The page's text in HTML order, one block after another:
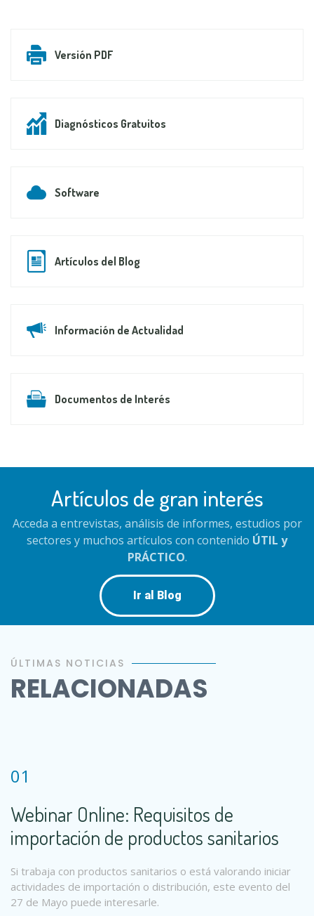
Versión PDF
Diagnósticos Gratuitos
Software
Artículos del Blog
Información de Actualidad
Documentos de Interés
Artículos de gran interés
Acceda a entrevistas, análisis de informes, estudios por
sectores y muchos artículos con contenido ÚTIL y
PRÁCTICO.
Ir al Blog
ÚLTIMAS NOTICIAS
RELACIONADAS
01
Webinar Online: Requisitos de
importación de productos sanitarios
Si trabaja con productos sanitarios o está valorando iniciar
actividades de importación o distribución, este evento del
27 de Mayo puede interesarle.